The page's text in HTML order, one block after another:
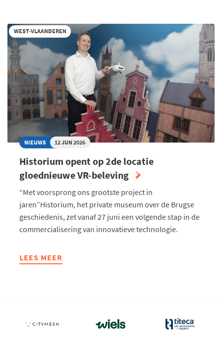
BLIJFT
INNOVEREN
WEST-VLAANDEREN
NIEUWS 12 JUN 2026
Historium opent op 2de locatie
gloednieuwe VR-beleving
“Met voorsprong ons grootste project in
jaren”Historium, het private museum over de Brugse
geschiedenis, zet vanaf 27 juni een volgende stap in de
commercialisering van innovatieve technologie.
LEES MEER
ABOUT
GLOEDNIEUWE